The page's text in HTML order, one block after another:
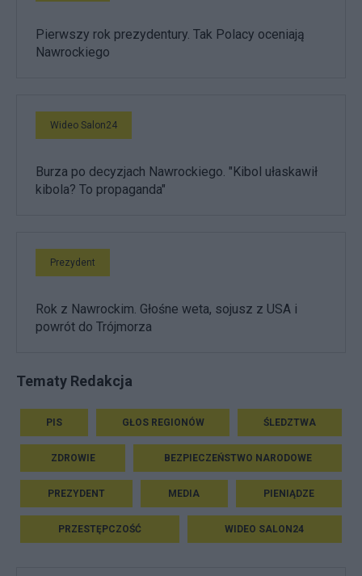
Pierwszy rok prezydentury. Tak Polacy oceniają
Nawrockiego
Wideo Salon24
Burza po decyzjach Nawrockiego. "Kibol ułaskawił
kibola? To propaganda"
Prezydent
Rok z Nawrockim. Głośne weta, sojusz z USA i
powrót do Trójmorza
Tematy Redakcja
PIS GŁOS REGIONÓW ŚLEDZTWA
ZDROWIE BEZPIECZEŃSTWO NARODOWE
PREZYDENT MEDIA PIENIĄDZE
PRZESTĘPCZOŚĆ WIDEO SALON24